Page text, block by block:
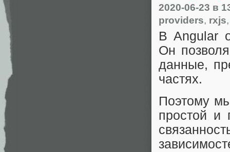
2020-06-23 в
providers, rxjs
В Angular
Он
данные,
частях.
Поэтому
простой и